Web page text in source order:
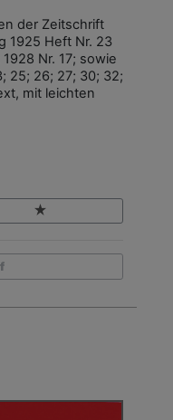
der Zeitschrift
1925 Heft Nr. 23
Nr. 17; sowie
25; 26; 27; 30; 32;
mit leichten